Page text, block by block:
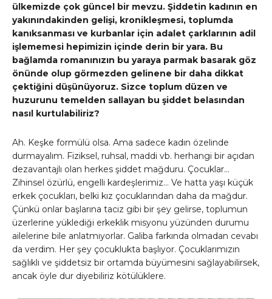
ülkemizde çok güncel bir mevzu. Şiddetin kadının en
yakınındakinden gelişi, kronikleşmesi, toplumda
kanıksanması ve kurbanlar için adalet çarklarının adil
işlememesi hepimizin içinde derin bir yara. Bu
bağlamda romanınızın bu yaraya parmak basarak göz
önünde olup görmezden gelinene bir daha dikkat
çektiğini düşünüyoruz. Sizce toplum düzen ve
huzurunu temelden sallayan bu şiddet belasından
nasıl kurtulabiliriz?
Ah. Keşke formülü olsa. Ama sadece kadın özelinde
durmayalım. Fiziksel, ruhsal, maddi vb. herhangi bir açıdan
dezavantajlı olan herkes şiddet mağduru. Çocuklar…
Zihinsel özürlü, engelli kardeşlerimiz… Ve hatta yaşı küçük
erkek çocukları, belki kız çocuklarından daha da mağdur.
Çünkü onlar başlarına taciz gibi bir şey gelirse, toplumun
üzerlerine yüklediği erkeklik misyonu yüzünden durumu
ailelerine bile anlatmıyorlar. Galiba farkında olmadan cevabı
da verdim. Her şey çocuklukta başlıyor. Çocuklarımızın
sağlıklı ve şiddetsiz bir ortamda büyümesini sağlayabilirsek,
ancak öyle dur diyebiliriz kötülüklere.